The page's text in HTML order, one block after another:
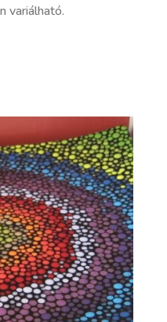
variálható.